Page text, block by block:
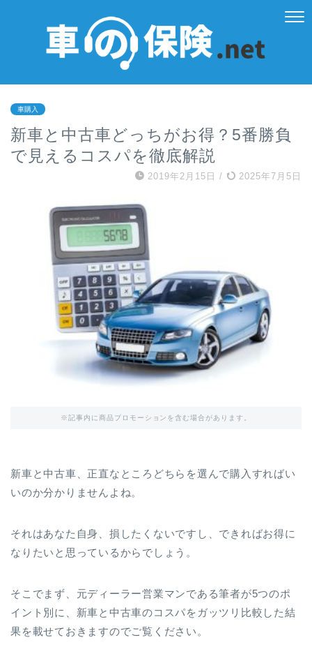
車購入
新車と中古車どっちがお得？5番勝負
で見えるコスパを徹底解説
2019年2月15日 / 2025年7月5日
※記事内に商品プロモーションを含む場合があります。
新車と中古車、正直なところどちらを選んで購入すればい
いのか分かりませんよね。
それはあなた自身、損したくないですし、できればお得に
なりたいと思っているからでしょう。
そこでまず、元ディーラー営業マンである筆者が5つのポ
イント別に、新車と中古車のコスパをガッツリ比較した結
果を載せておきますのでご覧ください。